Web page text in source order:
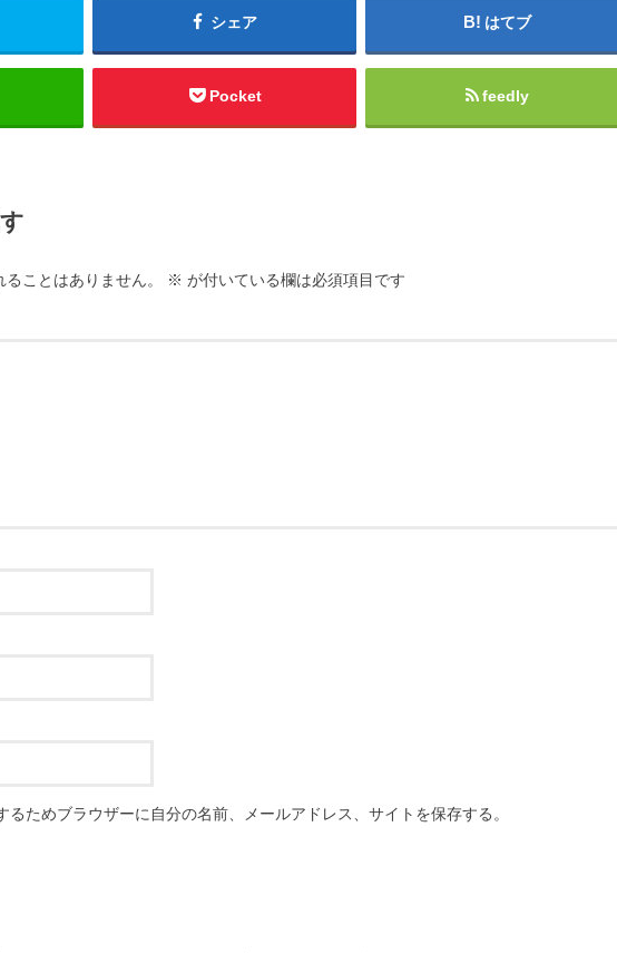
シェア はてブ
Pocket feedly
ことはありません。 ※ が付いている欄は必須項目です
るためブラウザーに自分の名前、メールアドレス、サイトを保存する。